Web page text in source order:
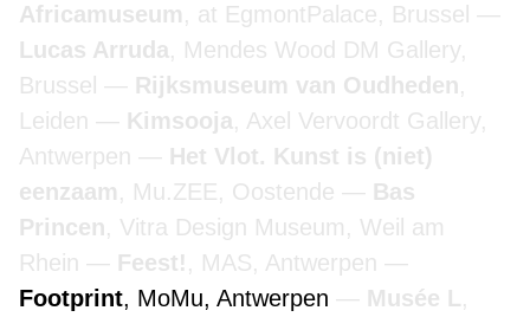
Africamuseum, at EgmontPalace, Brussel
Lucas Arruda, Mendes Wood DM Gallery,
Brussel
Rijksmuseum van Oudheden,
Leiden
Kimsooja, Axel Vervoordt Gallery,
Antwerpen
Het Vlot. Kunst is (niet)
eenzaam, Mu.ZEE, Oostende
Bas
Princen, Vitra Design Museum, Weil am
Rhein
Feest! , MAS, Antwerpen
Footprint, MoMu, Antwerpen Musée L,